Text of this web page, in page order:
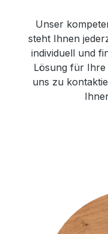
Unser
steht Ihnen
individuell und
Lösung für Ihre
uns zu